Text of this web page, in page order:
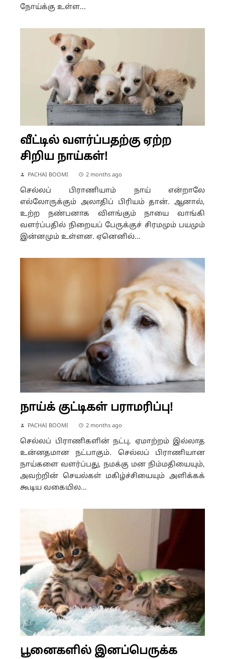
நோய்க்கு உள்ள...
வீட்டில் வளர்ப்பதற்கு ஏற்ற
சிறிய நாய்கள்!
PACHAI BOOMI 2 months ago
செல்லப் பிராணியாம் நாய் என்றாலே
எல்லோருக்கும் அலாதிப் பிரியம் தான். ஆனால்,
உற்ற நண்பனாக விளங்கும் நாயை வாங்கி
வளர்ப்பதில் நிறையப் பேருக்குச் சிரமமும் பயமும்
இன்னமும் உள்ளன. ஏனெனில்...
நாய்க் குட்டிகள் பராமரிப்பு!
PACHAI BOOMI 2 months ago
செல்லப் பிராணிகளின் நட்பு, ஏமாற்றம் இல்லாத
உன்னதமான நட்பாகும். செல்லப் பிராணியான
நாய்களை வளர்ப்பது, நமக்கு மன நிம்மதியையும்,
அவற்றின் செயல்கள் மகிழ்ச்சியையும் அளிக்கக்
கூடிய வகையில...
பூனைகளில் இனப்பெருக்க